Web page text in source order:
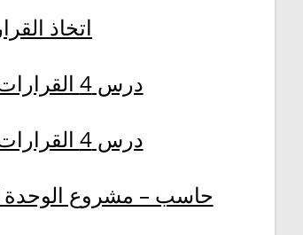
اتخاذ
درس 4 القرارات الشرطية المركبة – ج1
درس 4 القرارات الشرطية المركبة – ج2
حاسب – مشروع الوحدة1 الغوص وصيد الاسماك ج1 -ج2